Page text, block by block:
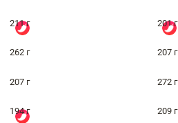
211 г 201 г
262 г 207 г
207 г 272 г
194 г 209 г